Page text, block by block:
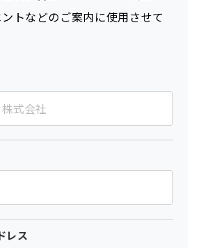
トなどのご案内に使用させて
レス